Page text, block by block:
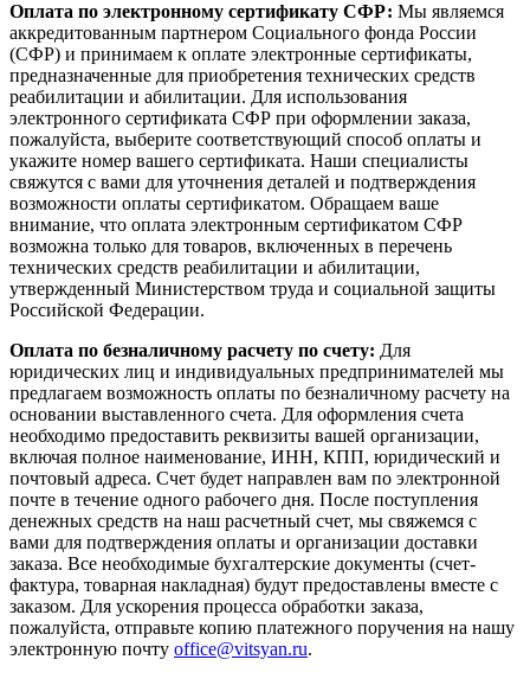
Оплата по электронному сертификату СФР: Мы являемся
аккредитованным партнером Социального фонда России
(СФР) и принимаем к оплате электронные сертификаты,
предназначенные для приобретения технических средств
реабилитации и абилитации. Для использования
электронного сертификата СФР при оформлении заказа,
пожалуйста, выберите соответствующий способ оплаты и
укажите номер вашего сертификата. Наши специалисты
свяжутся с вами для уточнения деталей и подтверждения
возможности оплаты сертификатом. Обращаем ваше
внимание, что оплата электронным сертификатом СФР
возможна только для товаров, включенных в перечень
технических средств реабилитации и абилитации,
утвержденный Министерством труда и социальной защиты
Российской Федерации.
Оплата по безналичному расчету по счету: Для
юридических лиц и индивидуальных предпринимателей мы
предлагаем возможность оплаты по безналичному расчету на
основании выставленного счета. Для оформления счета
необходимо предоставить реквизиты вашей организации,
включая полное наименование, ИНН, КПП, юридический и
почтовый адреса. Счет будет направлен вам по электронной
почте в течение одного рабочего дня. После поступления
денежных средств на наш расчетный счет, мы свяжемся с
вами для подтверждения оплаты и организации доставки
заказа. Все необходимые бухгалтерские документы (счет-
фактура, товарная накладная) будут предоставлены вместе с
заказом. Для ускорения процесса обработки заказа,
пожалуйста, отправьте копию платежного поручения на нашу
электронную почту office@vitsyan.ru.